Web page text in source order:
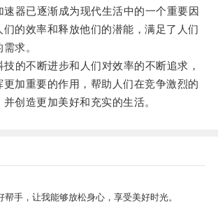
已逐渐成为现代生活中的一个重要因
的效率和释放他们的潜能，满足了人们
求。
不断进步和人们对效率的不断追求，
加重要的作用，帮助人们在竞争激烈的
创造更加美好和充实的生活。
手，让我能够放松身心，享受美好时光。